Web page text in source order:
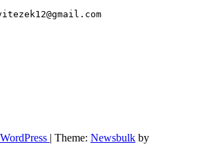
| Theme: Newsbulk by